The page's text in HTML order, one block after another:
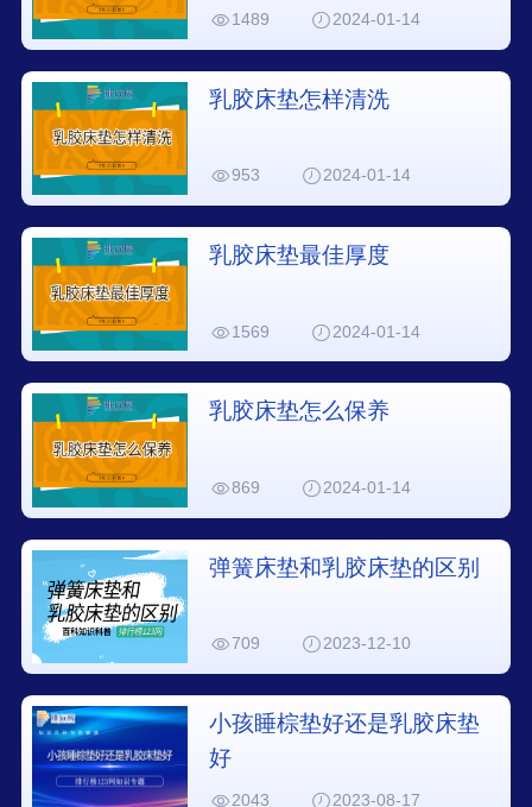
1489 2024-01-14
乳胶床垫怎样清洗
953 2024-01-14
乳胶床垫最佳厚度
1569 2024-01-14
乳胶床垫怎么保养
869 2024-01-14
弹簧床垫和乳胶床垫的区别
709 2023-12-10
小孩睡棕垫好还是乳胶床垫
好
2043 2023-08-17